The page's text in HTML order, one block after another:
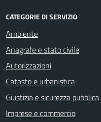
CATEGORIE DI SERVIZIO
Ambiente
Anagrafe e stato civile
Autorizzazioni
Catasto e urbanistica
Giustizia e sicurezza pubblica
Imprese e commercio